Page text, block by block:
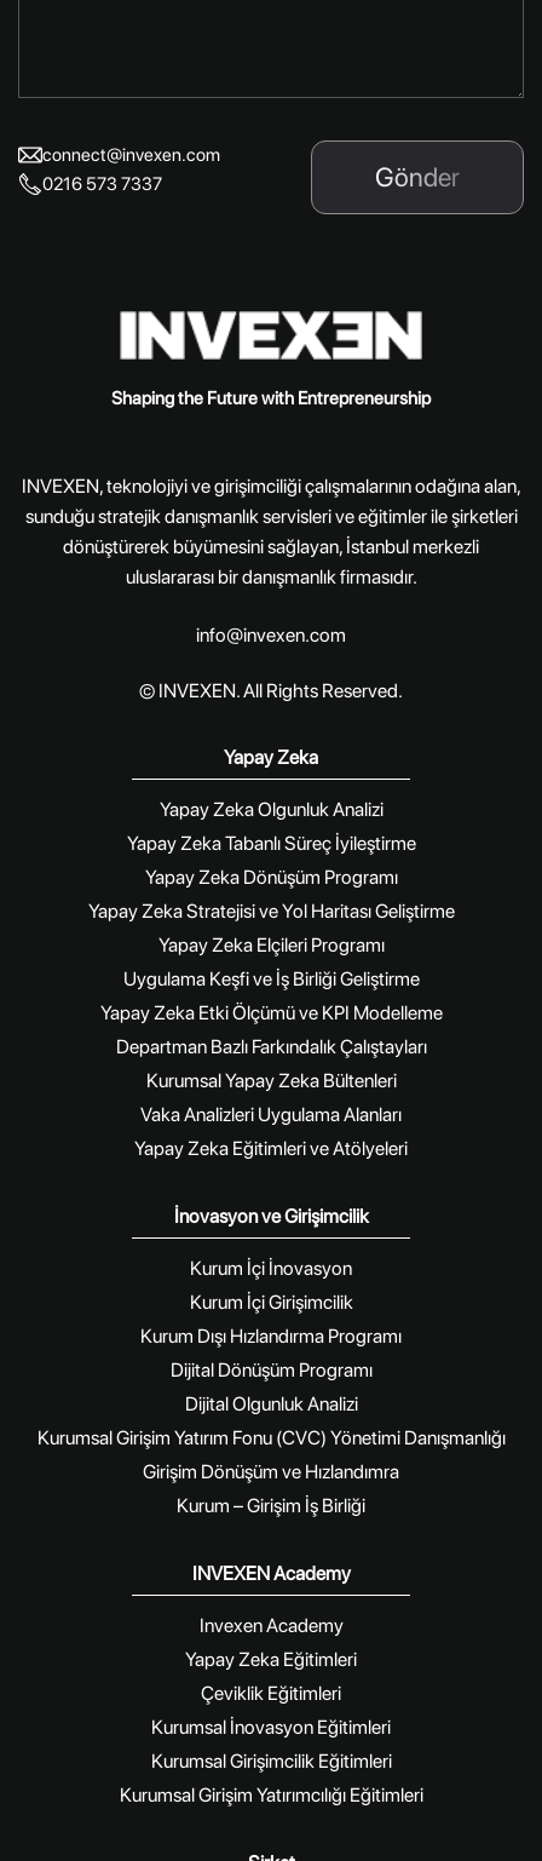
connect@invexen.com
0216 573 7337
Gönder
Shaping the Future with Entrepreneurship
INVEXEN, teknolojiyi ve girişimciliği çalışmalarının odağına alan,
sunduğu stratejik danışmanlık servisleri ve eğitimler ile şirketleri
dönüştürerek büyümesini sağlayan, İstanbul merkezli
uluslararası bir danışmanlık firmasıdır.
info@invexen.com
© INVEXEN. All Rights Reserved.
Yapay Zeka
Yapay Zeka Olgunluk Analizi
Yapay Zeka Tabanlı Süreç İyileştirme
Yapay Zeka Dönüşüm Programı
Yapay Zeka Stratejisi ve Yol Haritası Geliştirme
Yapay Zeka Elçileri Programı
Uygulama Keşfi ve İş Birliği Geliştirme
Yapay Zeka Etki Ölçümü ve KPI Modelleme
Departman Bazlı Farkındalık Çalıştayları
Kurumsal Yapay Zeka Bültenleri
Vaka Analizleri Uygulama Alanları
Yapay Zeka Eğitimleri ve Atölyeleri
İnovasyon ve Girişimcilik
Kurum İçi İnovasyon
Kurum İçi Girişimcilik
Kurum Dışı Hızlandırma Programı
Dijital Dönüşüm Programı
Dijital Olgunluk Analizi
Kurumsal Girişim Yatırım Fonu (CVC) Yönetimi Danışmanlığı
Girişim Dönüşüm ve Hızlandımra
Kurum – Girişim İş Birliği
INVEXEN Academy
Invexen Academy
Yapay Zeka Eğitimleri
Çeviklik Eğitimleri
Kurumsal İnovasyon Eğitimleri
Kurumsal Girişimcilik Eğitimleri
Kurumsal Girişim Yatırımcılığı Eğitimleri